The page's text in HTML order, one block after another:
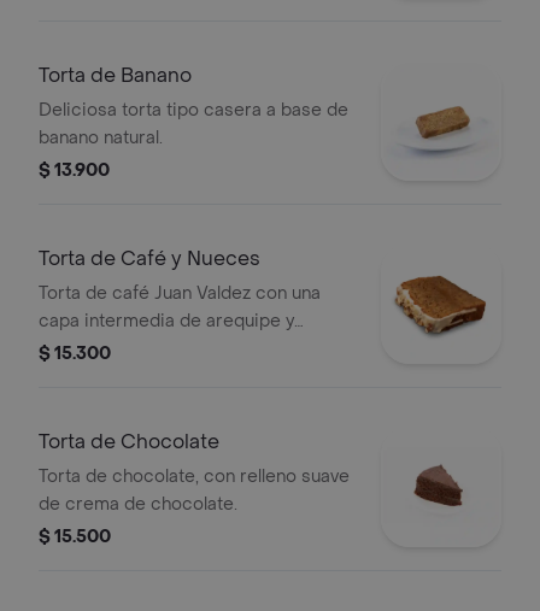
Torta de Banano
Deliciosa torta tipo casera a base de
banano natural.
$ 13.900
Torta de Café y Nueces
Torta de café Juan Valdez con una
capa intermedia de arequipe y
cobertura de chocolate blanco,
$ 15.300
Torta de Chocolate
Torta de chocolate, con relleno suave
de crema de chocolate.
$ 15.500